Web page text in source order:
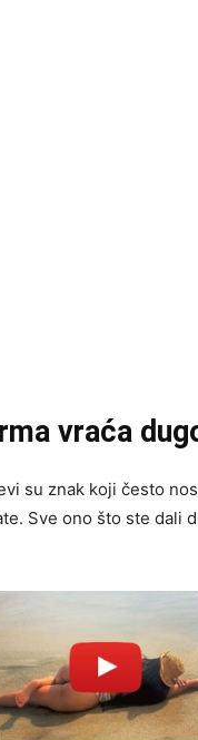
vraća
su znak koji često
Sve ono što ste dali